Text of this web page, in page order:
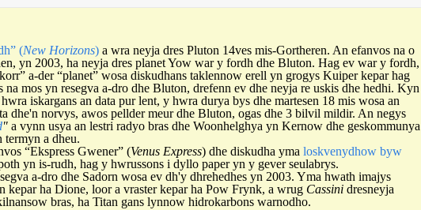
(New Horizons) a wra neyja dres Pluton 14ves mis-Gortheren. An efanvos na o
yn 2003, ha neyja dres planet Yow war y fordh dhe Bluton. Hag ev war y fordh,
a-der “planet” wosa diskudhans taklennow erell yn grogys Kuiper kepar hag
mos yn resegva a-dro dhe Bluton, drefenn ev dhe neyja re uskis dhe hedhi. Kyn
iskargans an data pur lent, y hwra durya bys dhe martesen 18 mis wosa an
dhe'n norvys, awos pellder meur dhe Bluton, ogas dhe 3 bilvil mildir. An negys
" a vynn usya an lestri radyo bras dhe Woonhelghya yn Kernow dhe geskommunya
termyn a dheu.
“Ekspress Gwener” (Venus Express) dhe diskudha yma loskvenydhow byw
yn is-rudh, hag y hwrussons i dyllo paper yn y gever seulabrys.
a-dro dhe Sadorn wosa ev dh'y dhrehedhes yn 2003. Yma hwath imajys
ha Dione, loor a vraster kepar ha Pow Frynk, a wrug Cassini dresneyja
bras, ha Titan gans lynnow hidrokarbons warnodho.